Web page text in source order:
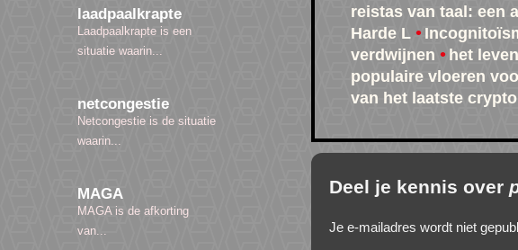
laadpaalkrapte
Laadpaalkrapte is een
situatie waarin...
netcongestie
Netcongestie is de situatie
waarin...
MAGA
MAGA is de afkorting
van...
reistas van taal: een
Harde L
verdwijnen
het leven
populaire vloeren
van het laatste
Deel je kennis over
Je e-mailadres wordt niet